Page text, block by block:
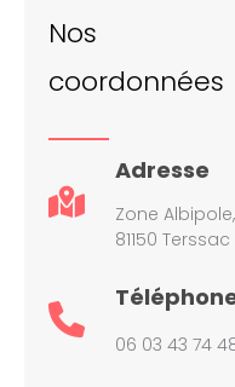
Nos
coordonnées
Adresse
Zone
81150 Terssac
06 03 43 74